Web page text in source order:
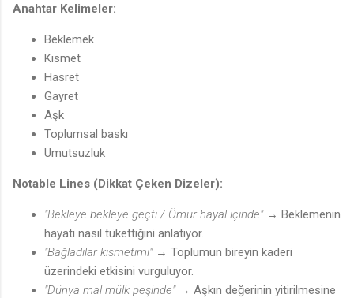
Anahtar Kelimeler:
Beklemek
Kısmet
Hasret
Gayret
Aşk
Toplumsal baskı
Umutsuzluk
Notable Lines (Dikkat Çeken Dizeler):
"Bekleye bekleye geçti / Ömür hayal içinde"→ Beklemenin
hayatı nasıl tükettiğini anlatıyor.
"Bağladılar kısmetimi"→ Toplumun bireyin kaderi
üzerindeki etkisini vurguluyor.
"Dünya mal mülk peşinde"→ Aşkın değerinin yitirilmesine